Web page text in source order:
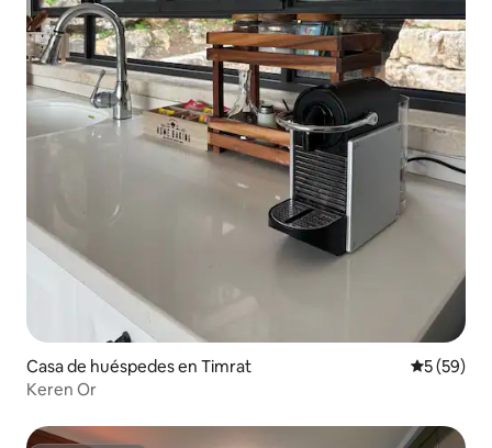
Casa de huéspedes en Timrat
5 (59)
Keren Or